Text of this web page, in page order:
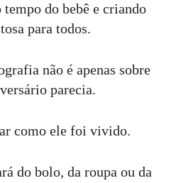
do bebê e criando
para todos.
não é apenas sobre
parecia.
como ele foi vivido.
do bolo, da roupa ou da